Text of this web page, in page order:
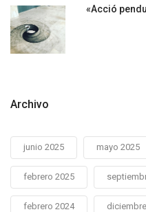
«Acció
Archivo
junio 2025 mayo 2025
febrero 2025
febrero 2024